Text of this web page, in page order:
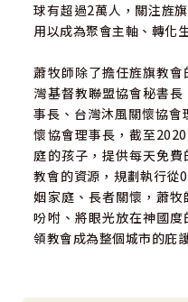
【回應呼召篇】
台灣社會對於基督教，總
天上帝」，也就是「天
「大道之行也，天下為
的「道就是神」，神就是
神把敬天尊道的DNA放
勇敢回應神的託付，在
懷、關注的某一些族群
穌的愛來服務關懷社會上
球有超過2萬人，關注旌
用以成為聚會主軸、轉化
蕭牧師除了擔任旌旗教
灣基督教聯盟協會秘書
事長、台灣沐風關懷協
懷協會理事長，截至
庭的孩子，提供每天免
教會的資源，規劃執行從
姻家庭、長者關懷，蕭
吩咐、將眼光放在神國
領教會成為整個城市的庇